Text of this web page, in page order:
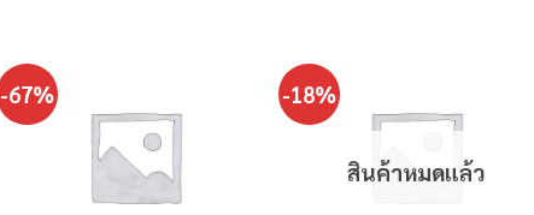
-67% -18%
สินค้าหมดแล้ว